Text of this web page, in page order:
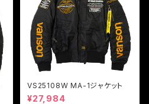
VS25108W MA-1ジャケット
¥27,984